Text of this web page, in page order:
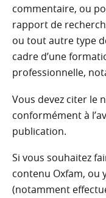
commentaire, ou
rapport de
ou tout autre type
cadre d’une
professionnelle,
Vous devez citer le
conformément à
publication.
Si vous souhaitez
contenu Oxfam, ou
(notamment